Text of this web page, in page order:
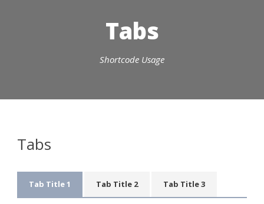
Tabs
Shortcode Usage
Tabs
Tab Title 1 Tab Title 2 Tab Title 3